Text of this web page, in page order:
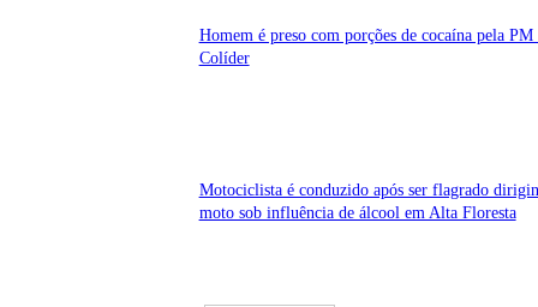
Homem é preso com porções de cocaína pela PM
Colíder
Motociclista é conduzido após ser flagrado
moto sob influência de álcool em Alta Floresta